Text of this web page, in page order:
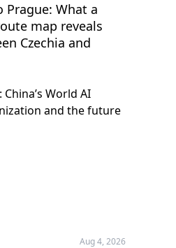
Prague: What a
map reveals
Czechia and
Aug 4, 2026